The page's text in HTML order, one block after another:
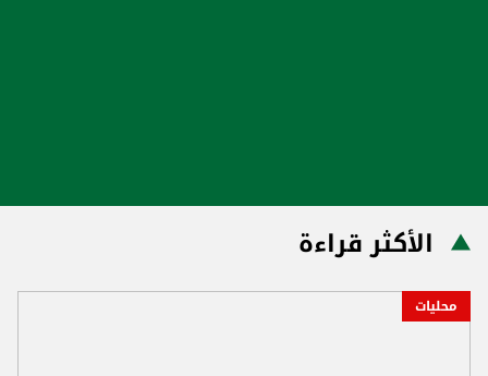
الأكثر قراءة
محليات